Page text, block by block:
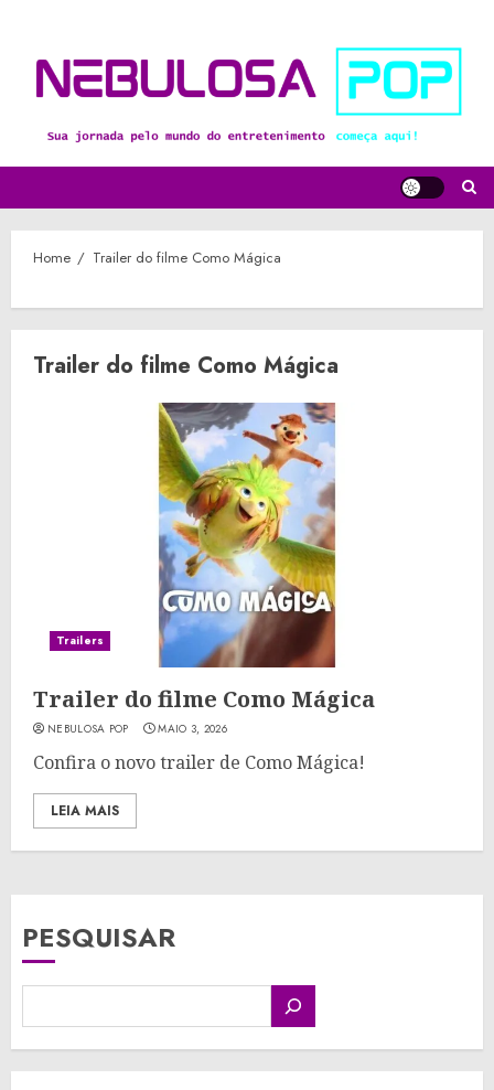
content
Home Trailer do filme Como Mágica
Trailer do filme Como Mágica
Trailers
Trailer do filme Como Mágica
NEBULOSA POP MAIO 3, 2026
Confira o novo trailer de Como Mágica!
LEIA MAIS
PESQUISAR